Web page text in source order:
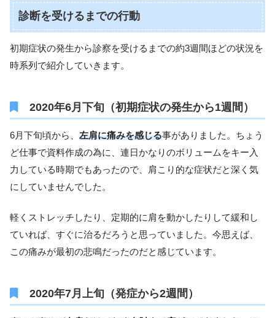
診断を受けるまでの行動
初期症状の発生から診察を受けるまでの約3週間ほどの状況を
時系列で紹介していきます。
2020年6月下旬（初期症状の発生から1週間）
6月下旬頃から、 左肩に痛みを感じる事がありました。ちょう
ど仕事で資料作成の為に、連日かなりのボリュームをキー入
力している時期でもあったので、肩こり的な症状だと深く気
にしていませんでした。
軽くストレッチしたり、定期的に肩を動かしたりして緩和し
ていれば、すぐに治るだろうと思っていました。今思えば、
この痛みが最初の悲鳴だったのだと感じています。
2020年7月上旬（発症から2週間）